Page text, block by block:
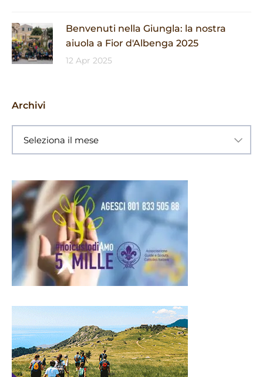
Benvenuti nella Giungla: la nostra
aiuola a Fior d'Albenga 2025
12 Apr 2025
Archivi